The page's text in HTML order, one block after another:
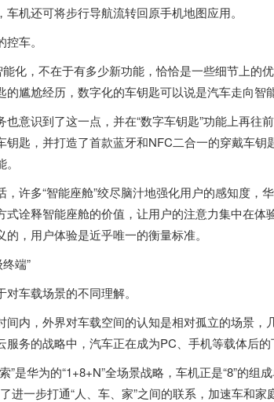
车机还可将步行导航流转回原手机地图应用。
车。
能化，不在于有多少新功能，恰恰是一些细节上的
的尴尬经历，数字化的车钥匙可以说是汽车走向智
也意识到了这一点，并在“数字车钥匙”功能上再往
钥匙，并打造了首款蓝牙和NFC二合一的穿戴车
，许多“智能座舱”绞尽脑汁地强化用户的感知度，
式诠释智能座舱的价值，让用户的注意力集中在体
的，用户体验是近乎唯一的衡量标准。
端”
车载场景的不同理解。
间内，外界对车载空间的认知是相对孤立的场景，
服务的战略中，汽车正在成为PC、手机等载体后的
”是华为的“1+8+N”全场景战略，车机正是“8”的
进一步打通“人、车、家”之间的联系，加速车和